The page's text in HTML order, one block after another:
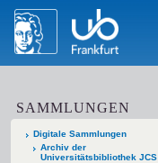
SAMMLUNGEN
Digitale Sammlungen
Archiv der
Universitätsbibliothek JCS